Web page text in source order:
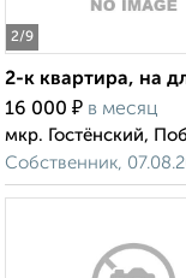
2/9
2-к квартира, на
16 000 ₽ в месяц
мкр. Гостёнский,
Собственник,